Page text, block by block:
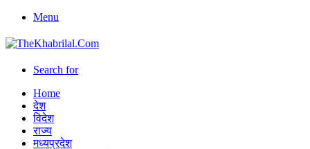
Menu
Search for
Home
देश
विदेश
राज्य
मध्यप्रदेश